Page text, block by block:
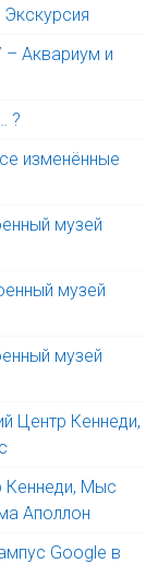
– Аквариум и
?
изменённые
музей
музей
музей
Центр Кеннеди,
Кеннеди, Мыс
Аполлон
Google в